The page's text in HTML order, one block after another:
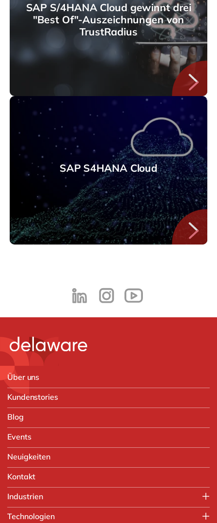
SAP S/4HANA Cloud gewinnt drei
"Best Of"-Auszeichnungen von
TrustRadius
SAP S4HANA Cloud
Über uns
Kundenstories
Blog
Events
Neuigkeiten
Kontakt
Industrien
Technologien